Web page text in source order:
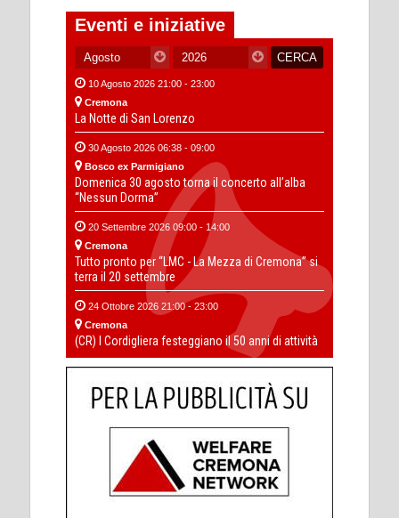
Eventi e iniziative
10 Agosto 2026 21:00 - 23:00
Cremona
La Notte di San Lorenzo
30 Agosto 2026 06:38 - 09:00
Bosco ex Parmigiano
Domenica 30 agosto torna il concerto all’alba
“Nessun Dorma”
20 Settembre 2026 09:00 - 14:00
Cremona
Tutto pronto per “LMC - La Mezza di Cremona” si
terra il 20 settembre
24 Ottobre 2026 21:00 - 23:00
Cremona
(CR) I Cordigliera festeggiano il 50 anni di attività